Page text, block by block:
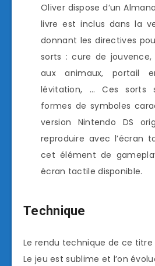
Oliver dispose d’un
livre est inclus dans la
donnant les directives
sorts : cure de
aux animaux, portail
lévitation, … Ces sorts
formes de symboles
version Nintendo DS
reproduire avec l’écran
cet élément de
écran tactile disponible.
Technique
Le rendu technique de ce
Le jeu est sublime et l’on